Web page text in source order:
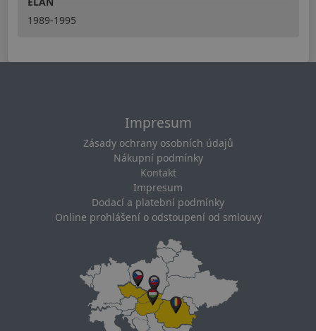
1989-1995
Impresum
Zásady ochrany osobních údajů
Nákupní podmínky
Kontakt
Impresum
Dodací a platební podmínky
Online prohlášení o odstoupení od smlouvy